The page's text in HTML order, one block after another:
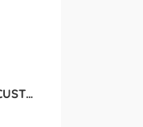
SUPPLIER WALLPAPER CUSTOM TERBAIK MALANG